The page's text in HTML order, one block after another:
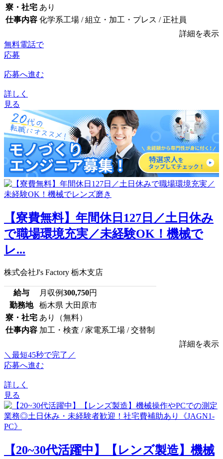
寮・社宅 あり
仕事内容 化学系工場 / 組立・加工・プレス / 正社員
詳細を表示
無料電話で
応募
応募へ進む
詳しく
見る
【寮費無料】年間休日127日／土日休み
で職場環境充実／未経験OK！機械で
レ...
株式会社J's Factory 栃木支店
給与 月収例300,750円
勤務地
栃木県 大田原市
寮・社宅 あり（無料）
仕事内容 加工・検査 / 家電系工場 / 交替制
詳細を表示
＼最短45秒で完了／
応募へ進む
詳しく
見る
【20~30代活躍中】【レンズ製造】機械